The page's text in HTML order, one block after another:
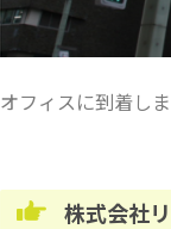
オフィスに到着しま
株式会社